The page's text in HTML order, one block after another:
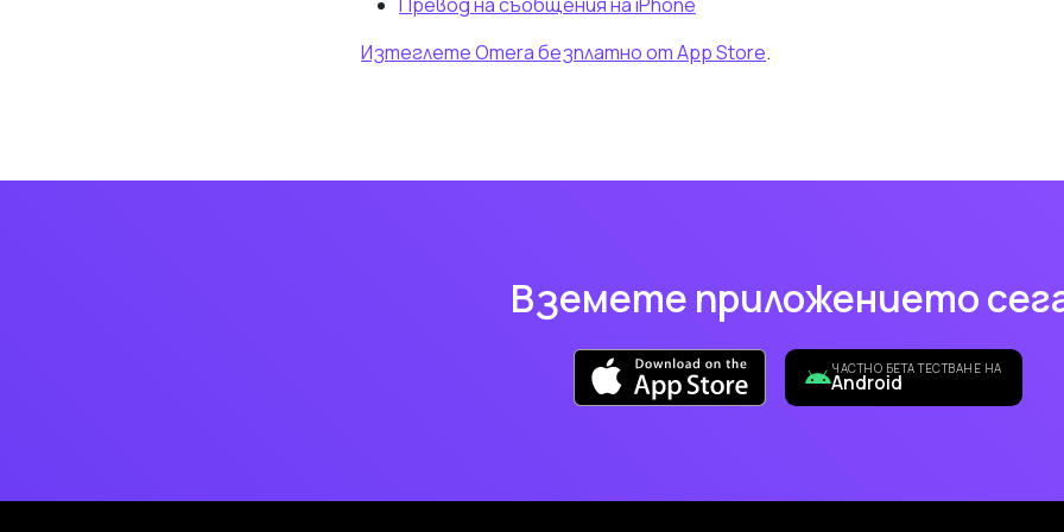
Изтеглете Omera безплатно от App Store.
Вземете приложението
ЧАСТНО БЕТА ТЕСТВАНЕ НА
Android